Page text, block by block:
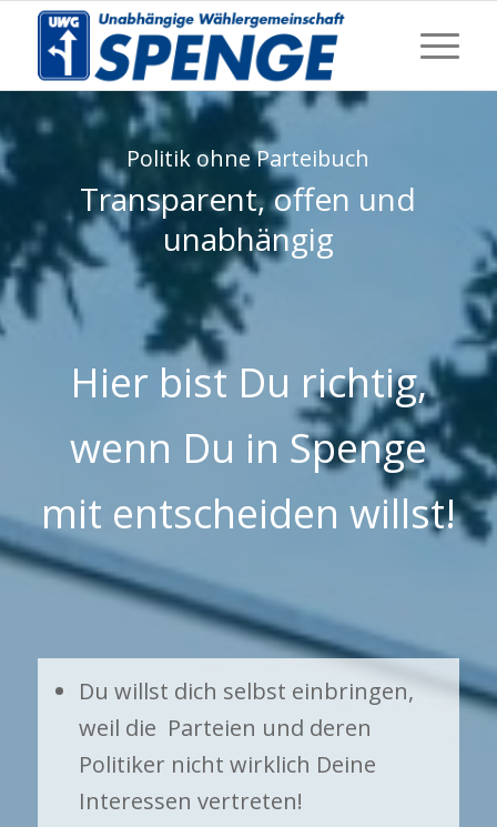
Politik ohne Parteibuch
Transparent, offen und
unabhängig
Hier bist Du richtig,
wenn Du in Spenge
mit entscheiden willst!
Du willst dich selbst einbringen,
weil die Parteien und deren
Politiker nicht wirklich Deine
Interessen vertreten!